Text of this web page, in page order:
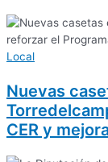
Local
Nuevas
CER y